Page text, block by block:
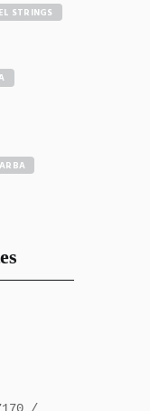
STRINGS